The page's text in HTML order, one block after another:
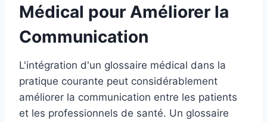
Médical pour Améliorer la
Communication
L'intégration d'un glossaire médical dans la
pratique courante peut considérablement
améliorer la communication entre les patients
et les professionnels de santé. Un glossaire